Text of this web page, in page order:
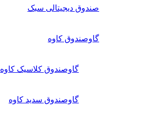
صندوق دیجیتالی سبک
گاوصندوق کاوه
گاوصندوق کلاسیک کاوه
گاوصندوق سدید کاوه